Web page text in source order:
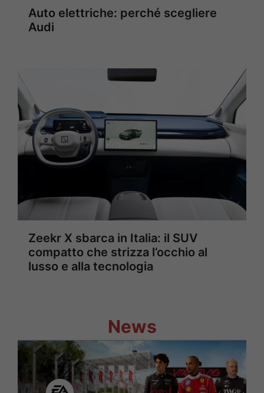
Auto elettriche: perché scegliere
Audi
Zeekr X sbarca in Italia: il SUV
compatto che strizza l’occhio al
lusso e alla tecnologia
News